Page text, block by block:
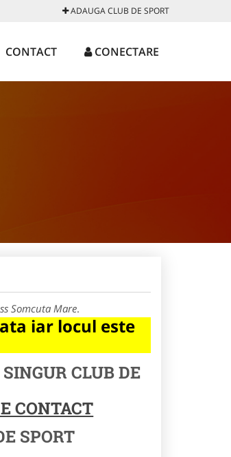
ADAUGA CLUB DE SPORT
CONTACT CONECTARE
Somcuta Mare.
iar locul este
CLUB DE
CONTACT
SPORT